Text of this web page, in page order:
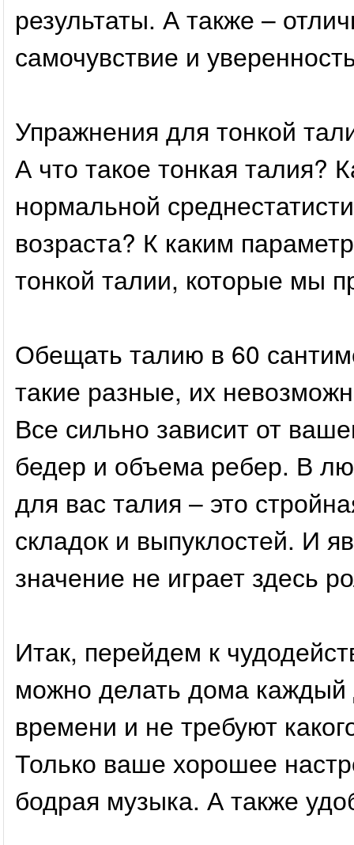
результаты. А также –
самочувствие и
Упражнения для тонкой
А что такое тонкая талия?
нормальной
возраста? К каким
тонкой талии, которые мы
Обещать талию в 60
такие разные, их
Все сильно зависит от
бедер и объема ребер. В
для вас талия – это
складок и выпуклостей. И
значение не играет здесь
Итак, перейдем к
можно делать дома
времени и не требуют
Только ваше хорошее
бодрая музыка. А также